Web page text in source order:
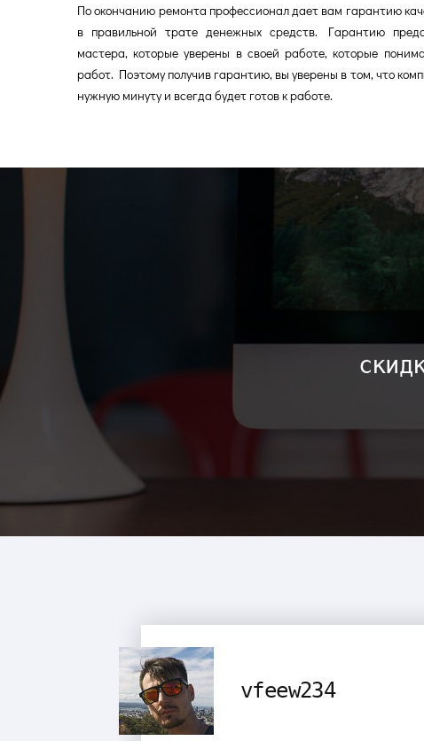
По окончанию ремонта профессионал дает вам гарантию
в правильной трате денежных средств. Гарантию
мастера, которые уверены в своей работе, которые
работ. Поэтому получив гарантию, вы уверены в том, что
нужную минуту и всегда будет готов к работе.
vfeew234